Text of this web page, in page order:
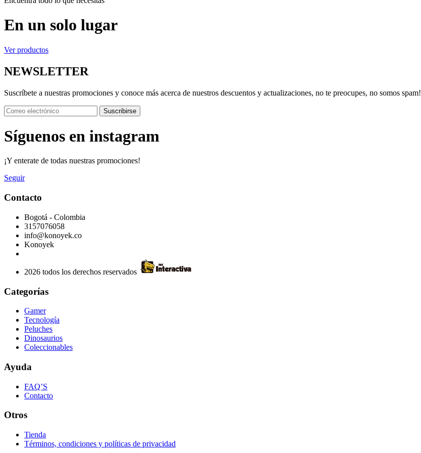
En un solo lugar
Ver productos
NEWSLETTER
Suscríbete a nuestras promociones y conoce más acerca de nuestros descuentos y actualizaciones, no te preocupes, no somos spam!
Suscribirse
Síguenos en instagram
¡Y enterate de todas nuestras promociones!
Seguir
Contacto
Bogotá - Colombia
3157076058
info@konoyek.co
Konoyek
2026 todos los derechos reservados
Categorías
Gamer
Tecnología
Peluches
Dinosaurios
Coleccionables
Ayuda
FAQ’S
Contacto
Otros
Tienda
Términos, condiciones y políticas de privacidad